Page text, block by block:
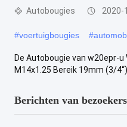
Autobougies 2020-
#voertuigbougies #
De Autobougie van w20epr-u
M14x1.25 Bereik 19mm (3/
Berichten van bezoekers